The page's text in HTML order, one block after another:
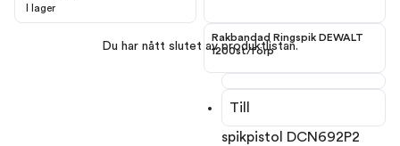
I lager
Rakbandad Ringspik DEWALT
1200st/förp
Till
spikpistol DCN692P2
Du har nått slutet av produktlistan.